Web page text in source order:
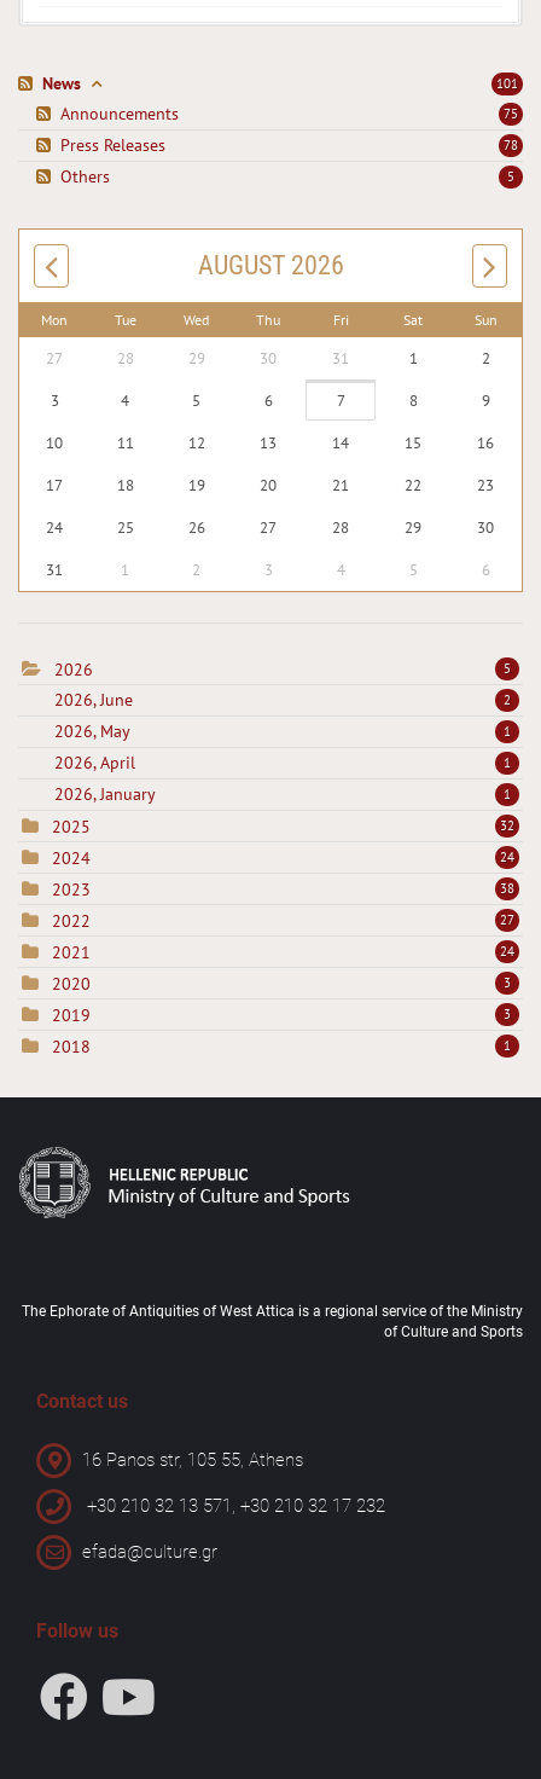
101
News
75
Announcements
78
Press Releases
5
Others
AUGUST 2026
Mon Tue Wed Thu Fri Sat Sun
27 28 29 30 31 1 2
3 4 5 6 7 8 9
10 11 12 13 14 15 16
17 18 19 20 21 22 23
24 25 26 27 28 29 30
31 1 2 3 4 5 6
2026 5
2026, June 2
2026, May 1
2026, April 1
2026, January 1
2025 32
2024 24
2023 38
2022 27
2021 24
2020 3
2019 3
2018 1
The Ephorate of Antiquities of West Attica is a regional service of the Ministry
of Culture and Sports
Contact us
16 Panos str, 105 55, Athens
+30 210 32 13 571, +30 210 32 17 232
efada@culture.gr
Follow us